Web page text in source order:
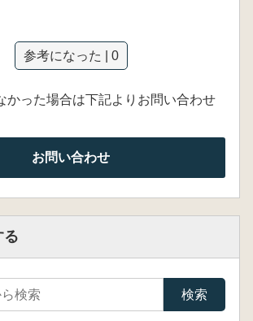
参考になった | 0
かった場合は下記よりお問い合わせ
お問い合わせ
る